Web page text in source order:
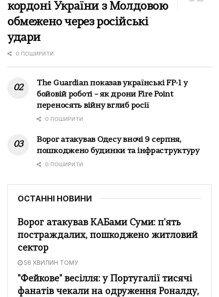
кордоні України з Молдовою
обмежено через російські
удари
0 ПОШИРИТИ
The Guardian показав українські FP-1 у
бойовій роботі – як дрони Fire Point
переносять війну вглиб росії
0 ПОШИРИТИ
Ворог атакував Одесу вночі 9 серпня,
пошкоджено будинки та інфраструктуру
0 ПОШИРИТИ
ОСТАННІ НОВИНИ
Ворог атакував КАБами Суми: п'ять
постраждалих, пошкоджено житловий
сектор
56 ХВИЛИН ТОМУ
"Фейкове" весілля: у Португалії тисячі
фанатів чекали на одруження Роналду,